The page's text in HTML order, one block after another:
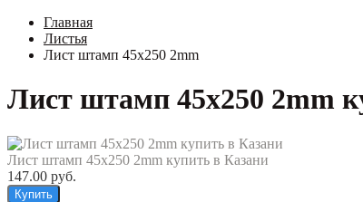
Главная
Листья
Лист штамп 45x250 2mm
Лист штамп 45x250 2mm
Лист штамп 45x250 2mm купить в Казани
147.00 руб.
Купить